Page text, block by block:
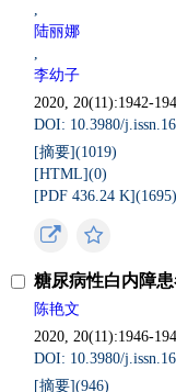
,
陆丽娜
,
李幼子
2020, 20(11):1942-
DOI: 10.3980/
[摘要](1019)
[HTML](0)
[PDF 436.24 K](1695)
糖尿病性白内障
陈艳文
2020, 20(11):1946-
DOI: 10.3980/
[摘要](946)